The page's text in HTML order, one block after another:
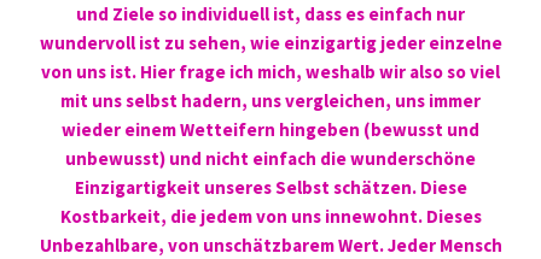
und Ziele so individuell ist, dass es einfach nur
wundervoll ist zu sehen, wie einzigartig jeder einzelne
von uns ist. Hier frage ich mich, weshalb wir also so viel
mit uns selbst hadern, uns vergleichen, uns immer
wieder einem Wetteifern hingeben (bewusst und
unbewusst) und nicht einfach die wunderschöne
Einzigartigkeit unseres Selbst schätzen. Diese
Kostbarkeit, die jedem von uns innewohnt. Dieses
Unbezahlbare, von unschätzbarem Wert. Jeder Mensch